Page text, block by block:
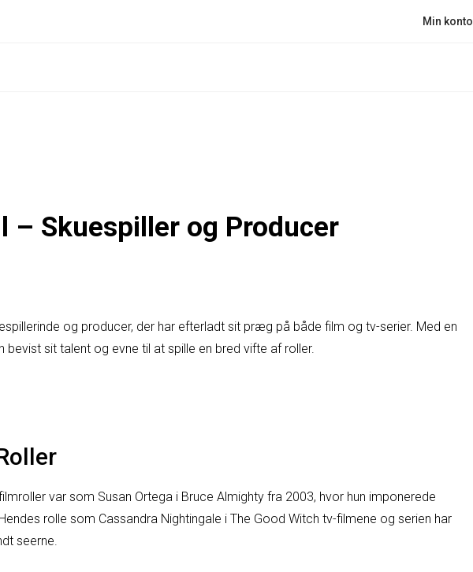
Min konto
– Skuespiller og Producer
og producer, der har efterladt sit præg på både film og tv-serier. Med en
bevist sit talent og evne til at spille en bred vifte af roller.
var som Susan Ortega i Bruce Almighty fra 2003, hvor hun imponerede
rolle som Cassandra Nightingale i The Good Witch tv-filmene og serien har
seerne.